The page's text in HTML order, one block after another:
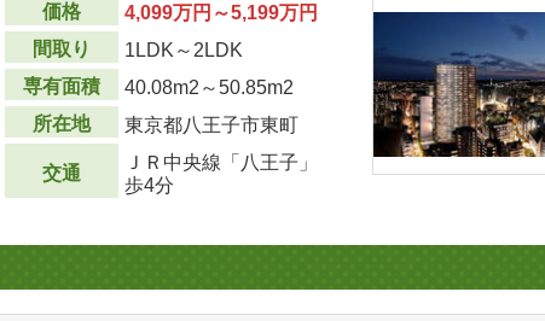
価格
4,099万円～5,199万円
間取り
1LDK～2LDK
専有面積
40.08m2 ～50.85m2
所在地
東京都八王子市東町
交通
ＪＲ中央線「八王子」
歩4分